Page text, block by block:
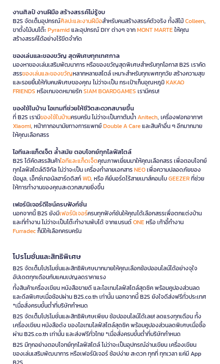
งานศิลป์ งานฝีมือ สร้างสรรค์ไม่รู้จบ
B2S จัดเต็มอุปกรณ์ศิลปะและงานฝีมือสำหรับคนสร้างสรรค์ตัวจริง ทั้งสีไม้Colleen,
ขาตั้งไม้บนโต๊ะPyramidและอุปกรณ์ DIY ต่างๆ จากMONT MARTEให้คุณ
สร้างสรรค์ได้อย่างไร้ขีดจำกัด
ของเล่นและของขวัญ สุดพิเศษทุกเทศกาล
มองหาของเล่นเสริมพัฒนาการ หรือของขวัญสุดพิเศษสำหรับทุกโอกาส B2S เราคัด
สรรของเล่นและของขวัญหลากหลายสไตล์ เหมาะสำหรับทุกเพศทุกวัย สร้างความสุข
และรอยยิ้มให้กับคนพิเศษของคุณ ไม่ว่าจะเป็น กระเป๋าเก็บอุณหภูมิKAKAO
FRIENDS หรือเกมจดหมายรักSIAM BOARDGAMES เรามีครบ!
ของใช้ในบ้าน ไอเทมที่ช่วยให้ชีวิตสะดวกสบายขึ้น
ที่ B2S เรามีของใช้ในบ้านครบครัน ไม่ว่าจะเป็นกาต้มน้ำAnitech, เครื่องฟอกอากาศ
Xiaomi, หน้ากากอนามัยทางการแพทย์Double A Careและสินค้าอื่น ๆ อีกมากมาย
ให้คุณเลือกสรร
ไอทีและแก็ดเจ็ต ล้ำสมัย ตอบโจทย์ทุกไลฟ์สไตล์
B2S ได้คัดสรรสินค้าไอทีและแก็ดเจ็ตคุณภาพเยี่ยมมาให้คุณเลือกสรร เพื่อตอบโจทย์
ทุกไลฟ์สไตล์ดิจิทัล ไม่ว่าจะเป็น เครื่องทำลายเอกสารNEOเพื่อความปลอดภัยของ
ข้อมูล, เอ็กซ์เทอนัลฮาร์ดดิสก์WD, หรือ คีย์บอร์ดไร้สายเมาส์คอมโบGEEZERที่ช่วย
ให้การทำงานของคุณสะดวกสบายยิ่งขึ้น
เฟอร์นิเจอร์ดีไซน์ครบฟังก์ชั่น
นอกจากนี้ B2S ยังมีเฟอร์นิเจอร์ครบทุกฟังก์ชันให้คุณได้เลือกสรรเพื่อตกแต่งบ้าน
และที่ทำงาน ไม่ว่าจะเป็นโต๊ะทำงานพับได้ จากแบรนด์ONEหรือ เก้าอี้ทำงาน
Furradecก็มีให้เลือกครบครัน
โปรโมชั่นและสิทธิพิเศษ
B2S จัดเต็มโปรโมชั่นและสิทธิพิเศษมากมายให้คุณเลือกช้อปออนไลน์ได้อย่างจุใจ
อัปเดตทุกเดือนกับแคมเปญลดราคาแรง
ทั้งสินค้าเครื่องเขียน หนังสือขายดี และไอเทมไลฟ์สไตล์สุดชิค พร้อมคูปองส่วนลด
และดีลพิเศษเมื่อช้อปผ่าน B2S.co.th เท่านั้น นอกจากนี้ B2S ยังใจดีส่งฟรีทั่วประเทศ
*เมื่อสั่งครบขั้นต่ำที่บริษัทกำหนด
B2S จัดเต็มโปรโมชั่นและสิทธิพิเศษเพียบ ช้อปออนไลน์ได้เลย! ลดแรงทุกเดือน ทั้ง
เครื่องเขียน หนังสือดัง ของไอเทมไลฟ์สไตล์สุดชิค พร้อมคูปองส่วนลดพิเศษเมื่อซื้อ
ผ่าน B2S.co.th เท่านั้น และส่งฟรีทั่วไทย *เมื่อสั่งครบขั้นต่ำที่บริษัทกำหนด
B2S มีทุกอย่างตอบโจทย์ทุกไลฟ์สไตล์ ไม่ว่าจะเป็นอุปกรณ์อ่านเขียน เครื่องเขียน
ของเล่นเสริมพัฒนาการ หรือเฟอร์นิเจอร์ ช้อปง่าย สะดวก ทุกที่ ทุกเวลา แค่มี App